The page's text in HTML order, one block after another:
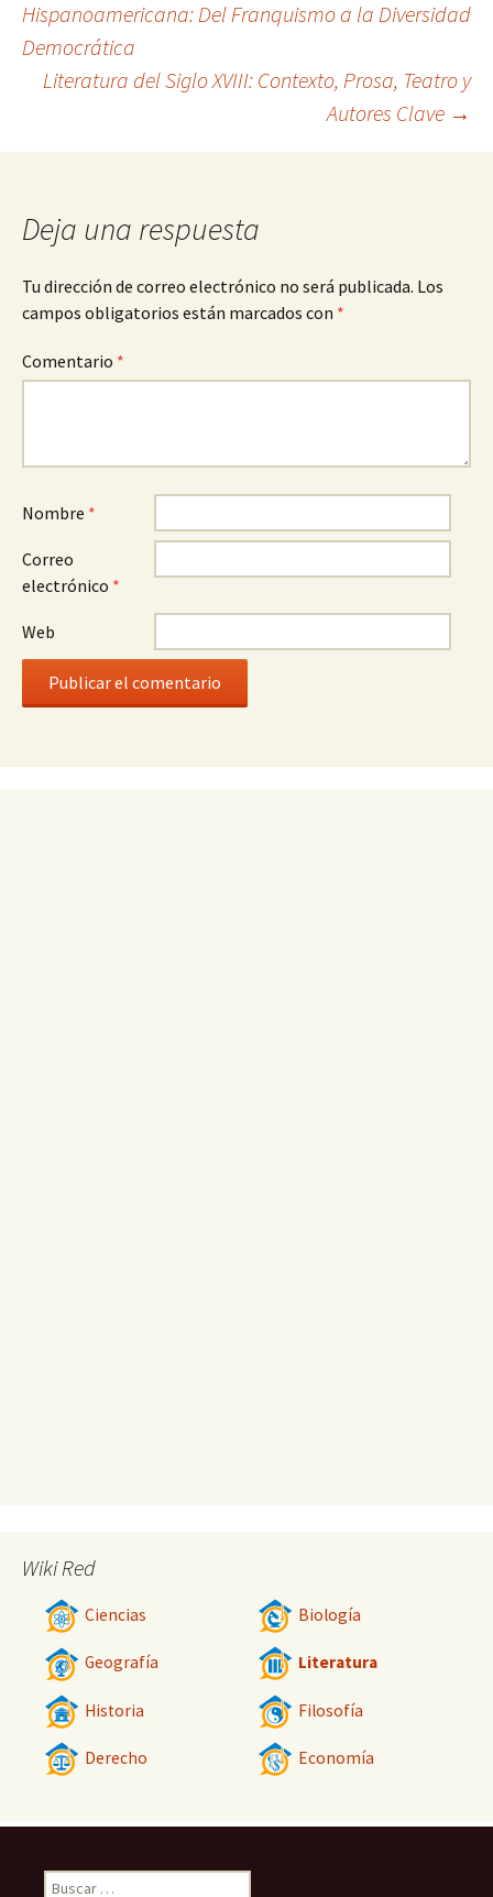
de
entradas
Hispanoamericana: Del Franquismo a la Diversidad
Democrática
Literatura del Siglo XVIII: Contexto, Prosa, Teatro y
Autores Clave →
Deja una respuesta
Tu dirección de correo electrónico no será publicada. Los
campos obligatorios están marcados con *
Comentario *
Nombre *
Correo
electrónico *
Web
Wiki Red
Ciencias Biología
Geografía Literatura
Historia Filosofía
Derecho Economía
Buscar: